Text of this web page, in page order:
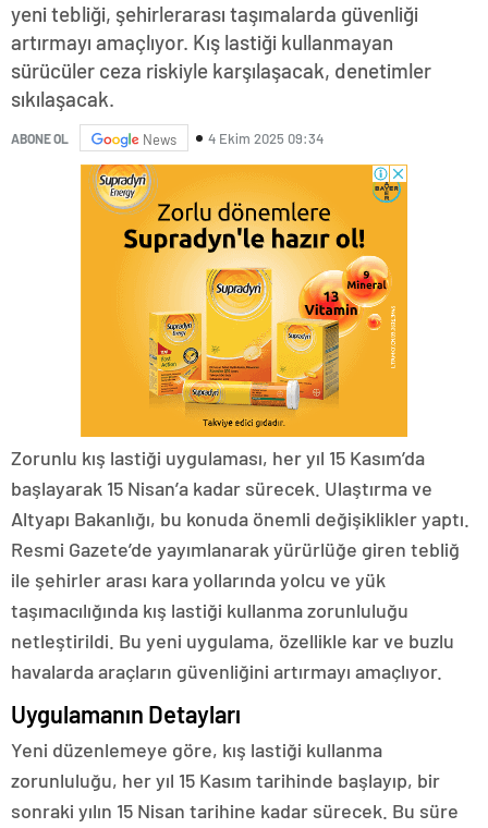
yeni tebliği, şehirlerarası taşımalarda güvenliği
artırmayı amaçlıyor. Kış lastiği kullanmayan
sürücüler ceza riskiyle karşılaşacak, denetimler
sıkılaşacak.
ABONE OL News 4 Ekim 2025 09:34
Zorunlu kış lastiği uygulaması, her yıl 15 Kasım’da
başlayarak 15 Nisan’a kadar sürecek. Ulaştırma ve
Altyapı Bakanlığı, bu konuda önemli değişiklikler yaptı.
Resmi Gazete’de yayımlanarak yürürlüğe giren tebliğ
ile şehirler arası kara yollarında yolcu ve yük
taşımacılığında kış lastiği kullanma zorunluluğu
netleştirildi. Bu yeni uygulama, özellikle kar ve buzlu
havalarda araçların güvenliğini artırmayı amaçlıyor.
Uygulamanın Detayları
Yeni düzenlemeye göre, kış lastiği kullanma
zorunluluğu, her yıl 15 Kasım tarihinde başlayıp, bir
sonraki yılın 15 Nisan tarihine kadar sürecek. Bu süre